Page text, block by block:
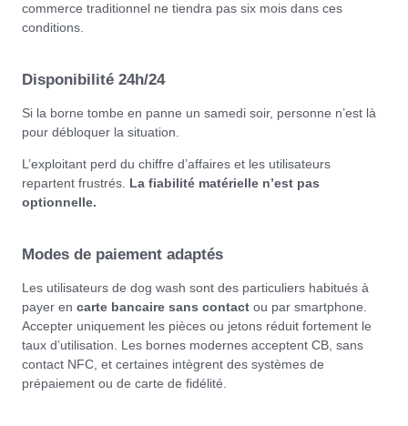
commerce traditionnel ne tiendra pas six mois dans ces
conditions.
Disponibilité 24h/24
Si la borne tombe en panne un samedi soir, personne n’est là
pour débloquer la situation.
L’exploitant perd du chiffre d’affaires et les utilisateurs
repartent frustrés. La fiabilité matérielle n’est pas
optionnelle.
Modes de paiement adaptés
Les utilisateurs de dog wash sont des particuliers habitués à
payer en carte bancaire sans contact ou par smartphone.
Accepter uniquement les pièces ou jetons réduit fortement le
taux d’utilisation. Les bornes modernes acceptent CB, sans
contact NFC, et certaines intègrent des systèmes de
prépaiement ou de carte de fidélité.